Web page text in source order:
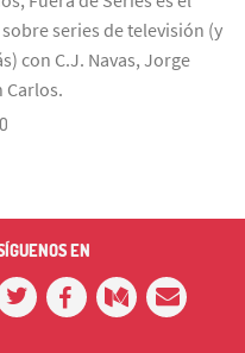
series de televisión (y
con C.J. Navas, Jorge
Carlos.
EN